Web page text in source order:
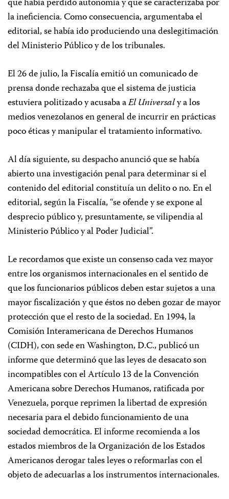
que había perdido autonomía y que se caracterizaba por
la ineficiencia. Como consecuencia, argumentaba el
editorial, se había ido produciendo una deslegitimación
del Ministerio Público y de los tribunales.
El 26 de julio, la Fiscalía emitió un comunicado de
prensa donde rechazaba que el sistema de justicia
estuviera politizado y acusaba aEl Universaly a los
medios venezolanos en general de incurrir en prácticas
poco éticas y manipular el tratamiento informativo.
Al día siguiente, su despacho anunció que se había
abierto una investigación penal para determinar si el
contenido del editorial constituía un delito o no. En el
editorial, según la Fiscalía, “se ofende y se expone al
desprecio público y, presuntamente, se vilipendia al
Ministerio Público y al Poder Judicial”.
Le recordamos que existe un consenso cada vez mayor
entre los organismos internacionales en el sentido de
que los funcionarios públicos deben estar sujetos a una
mayor fiscalización y que éstos no deben gozar de mayor
protección que el resto de la sociedad. En 1994, la
Comisión Interamericana de Derechos Humanos
(CIDH), con sede en Washington, D.C., publicó un
informe que determinó que las leyes de desacato son
incompatibles con el Artículo 13 de la Convención
Americana sobre Derechos Humanos, ratificada por
Venezuela, porque reprimen la libertad de expresión
necesaria para el debido funcionamiento de una
sociedad democrática. El informe recomienda a los
estados miembros de la Organización de los Estados
Americanos derogar tales leyes o reformarlas con el
objeto de adecuarlas a los instrumentos internacionales.